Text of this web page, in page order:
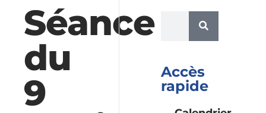
Séance
du
9
Accès
rapide